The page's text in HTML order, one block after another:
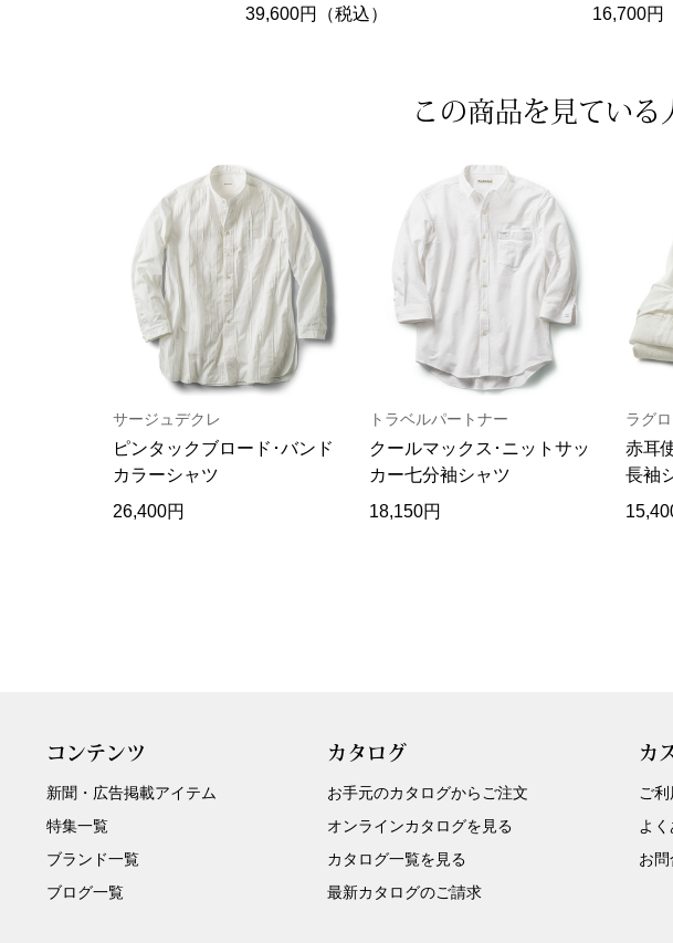
39,600円（税込）
16,700円
この商品を見ている
サージュデクレ
ピンタックブロード･バンド
カラーシャツ
26,400円
トラベルパートナー
クールマックス･ニットサッ
カー七分袖シャツ
18,150円
ラグ
赤耳
長袖
コンテンツ
新聞・広告掲載アイテム
特集一覧
ブランド一覧
ブログ一覧
カタログ
お手元のカタログからご注文
オンラインカタログを見る
カタログ一覧を見る
最新カタログのご請求
カ
ご
よ
お